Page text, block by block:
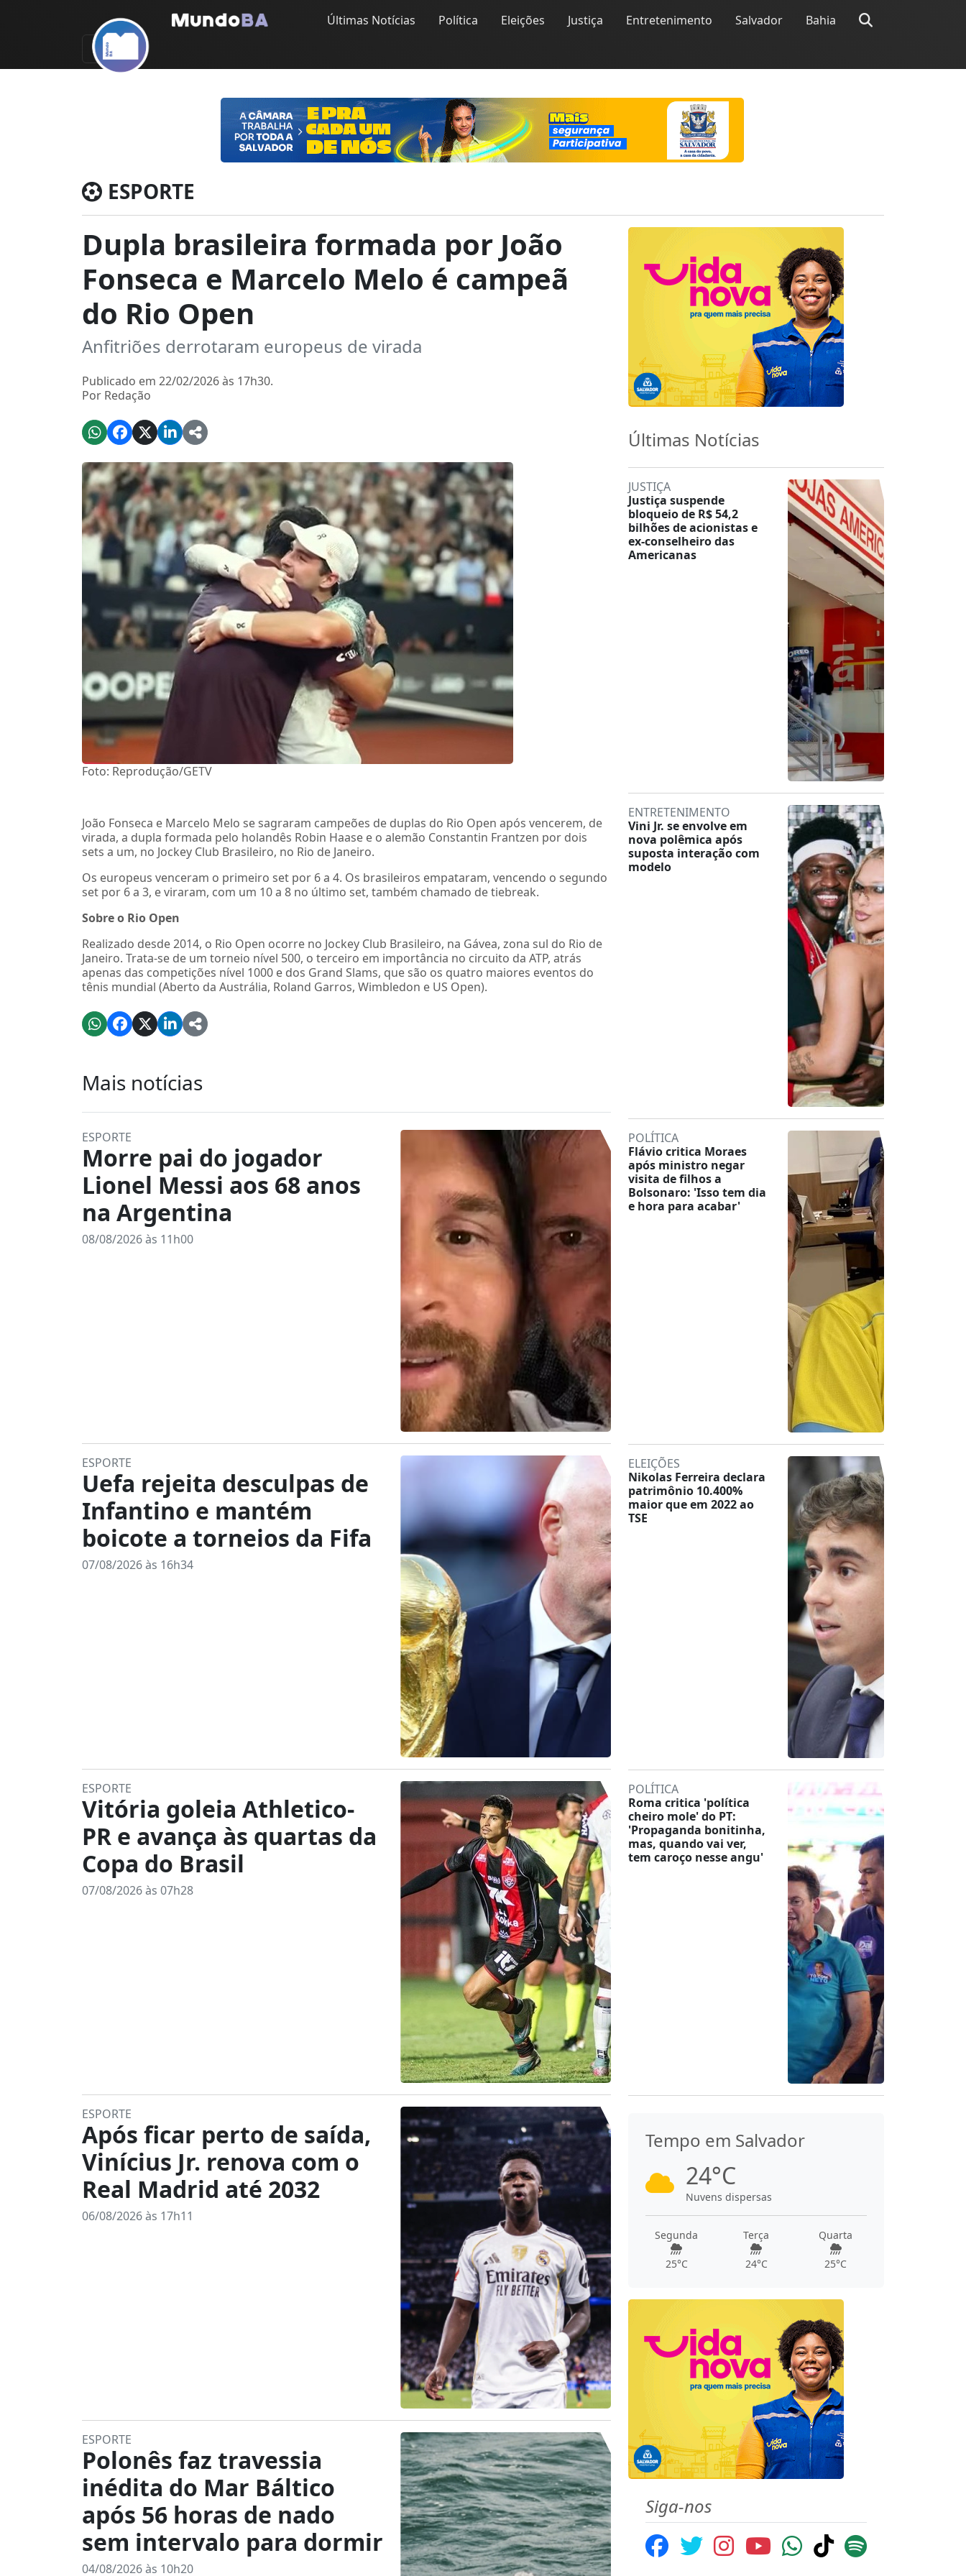
Últimas Notícias Política Eleições Justiça Entretenimento Salvador Bahia
ESPORTE
Dupla brasileira formada por João
Fonseca e Marcelo Melo é campeã
do Rio Open
Anfitriões derrotaram europeus de virada
Publicado em 22/02/2026 às 17h30.
Por Redação
Foto: Reprodução/GETV
João Fonseca e Marcelo Melo se sagraram campeões de duplas do Rio Open após vencerem, de
virada, a dupla formada pelo holandês Robin Haase e o alemão Constantin Frantzen por dois
sets a um, no Jockey Club Brasileiro, no Rio de Janeiro.
Os europeus venceram o primeiro set por 6 a 4. Os brasileiros empataram, vencendo o segundo
set por 6 a 3, e viraram, com um 10 a 8 no último set, também chamado de tiebreak.
Sobre o Rio Open
Realizado desde 2014, o Rio Open ocorre no Jockey Club Brasileiro, na Gávea, zona sul do Rio de
Janeiro. Trata-se de um torneio nível 500, o terceiro em importância no circuito da ATP, atrás
apenas das competições nível 1000 e dos Grand Slams, que são os quatro maiores eventos do
tênis mundial (Aberto da Austrália, Roland Garros, Wimbledon e US Open).
Mais notícias
ESPORTE
Morre pai do jogador
Lionel Messi aos 68 anos
na Argentina
08/08/2026 às 11h00
ESPORTE
Uefa rejeita desculpas de
Infantino e mantém
boicote a torneios da Fifa
07/08/2026 às 16h34
ESPORTE
Vitória goleia Athletico-
PR e avança às quartas da
Copa do Brasil
07/08/2026 às 07h28
ESPORTE
Após ficar perto de saída,
Vinícius Jr. renova com o
Real Madrid até 2032
06/08/2026 às 17h11
ESPORTE
Polonês faz travessia
inédita do Mar Báltico
após 56 horas de nado
sem intervalo para dormir
04/08/2026 às 10h20
Últimas Notícias
JUSTIÇA
Justiça suspende
bloqueio de R$ 54,2
bilhões de acionistas e
ex-conselheiro das
Americanas
ENTRETENIMENTO
Vini Jr. se envolve em
nova polêmica após
suposta interação com
modelo
POLÍTICA
Flávio critica Moraes
após ministro negar
visita de filhos a
Bolsonaro: 'Isso tem dia
e hora para acabar'
ELEIÇÕES
Nikolas Ferreira declara
patrimônio 10.400%
maior que em 2022 ao
TSE
POLÍTICA
Roma critica 'política
cheiro mole' do PT:
'Propaganda bonitinha,
mas, quando vai ver,
tem caroço nesse angu'
Tempo em Salvador
24°C
Nuvens dispersas
Segunda
25°C
Terça
24°C
Quarta
25°C
Siga-nos